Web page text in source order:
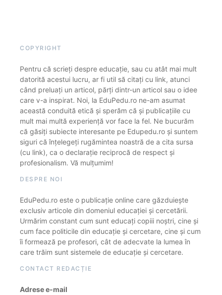
COPYRIGHT
Pentru că scrieți despre educație, sau cu atât mai mult
datorită acestui lucru, ar fi util să citați cu link, atunci
când preluați un articol, părți dintr-un articol sau o idee
care v-a inspirat. Noi, la EduPedu.ro ne-am asumat
această conduită etică și sperăm că și publicațiile cu
mult mai multă experiență vor face la fel. Ne bucurăm
că găsiți subiecte interesante pe Edupedu.ro și suntem
siguri că înțelegeți rugămintea noastră de a cita sursa
(cu link), ca o declarație reciprocă de respect și
profesionalism. Vă mulțumim!
DESPRE NOI
EduPedu.ro este o publicație online care găzduiește
exclusiv articole din domeniul educației și cercetării.
Urmărim constant cum sunt educați copiii noștri, cine și
cum face politicile din educație și cercetare, cine și cum
îi formează pe profesori, cât de adecvate la lumea în
care trăim sunt sistemele de educație și cercetare.
CONTACT REDACȚIE
Adrese e-mail